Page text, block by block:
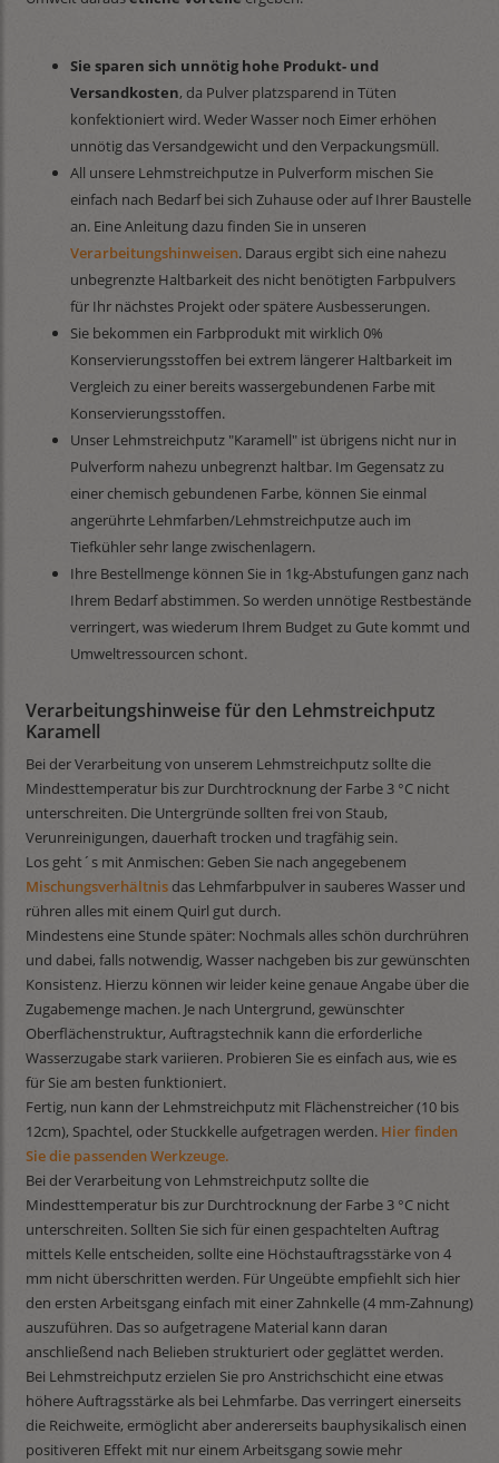
Sie sparen sich unnötig hohe Produkt- und
Versandkosten, da Pulver platzsparend in Tüten
konfektioniert wird. Weder Wasser noch Eimer erhöhen
unnötig das Versandgewicht und den Verpackungsmüll.
All unsere Lehmstreichputze in Pulverform mischen Sie
einfach nach Bedarf bei sich Zuhause oder auf Ihrer Baustelle
an. Eine Anleitung dazu finden Sie in unseren
Verarbeitungshinweisen. Daraus ergibt sich eine nahezu
unbegrenzte Haltbarkeit des nicht benötigten Farbpulvers
für Ihr nächstes Projekt oder spätere Ausbesserungen.
Sie bekommen ein Farbprodukt mit wirklich 0%
Konservierungsstoffen bei extrem längerer Haltbarkeit im
Vergleich zu einer bereits wassergebundenen Farbe mit
Konservierungsstoffen.
Unser Lehmstreichputz "Karamell" ist übrigens nicht nur in
Pulverform nahezu unbegrenzt haltbar. Im Gegensatz zu
einer chemisch gebundenen Farbe, können Sie einmal
angerührte Lehmfarben/Lehmstreichputze auch im
Tiefkühler sehr lange zwischenlagern.
Ihre Bestellmenge können Sie in 1kg-Abstufungen ganz nach
Ihrem Bedarf abstimmen. So werden unnötige Restbestände
verringert, was wiederum Ihrem Budget zu Gute kommt und
Umweltressourcen schont.
Verarbeitungshinweise für den Lehmstreichputz
Karamell
Bei der Verarbeitung von unserem Lehmstreichputz sollte die
Mindesttemperatur bis zur Durchtrocknung der Farbe 3 °C nicht
unterschreiten. Die Untergründe sollten frei von Staub,
Verunreinigungen, dauerhaft trocken und tragfähig sein.
Los geht´s mit Anmischen: Geben Sie nach angegebenem
Mischungsverhältnisdas Lehmfarbpulver in sauberes Wasser und
rühren alles mit einem Quirl gut durch.
Mindestens eine Stunde später: Nochmals alles schön durchrühren
und dabei, falls notwendig, Wasser nachgeben bis zur gewünschten
Konsistenz. Hierzu können wir leider keine genaue Angabe über die
Zugabemenge machen. Je nach Untergrund, gewünschter
Oberflächenstruktur, Auftragstechnik kann die erforderliche
Wasserzugabe stark variieren. Probieren Sie es einfach aus, wie es
für Sie am besten funktioniert.
Fertig, nun kann der Lehmstreichputz mit Flächenstreicher (10 bis
12cm), Spachtel, oder Stuckkelle aufgetragen werden. Hier finden
Sie die passenden Werkzeuge.
Bei der Verarbeitung von Lehmstreichputz sollte die
Mindesttemperatur bis zur Durchtrocknung der Farbe 3 °C nicht
unterschreiten. Sollten Sie sich für einen gespachtelten Auftrag
mittels Kelle entscheiden, sollte eine Höchstauftragsstärke von 4
mm nicht überschritten werden. Für Ungeübte empfiehlt sich hier
den ersten Arbeitsgang einfach mit einer Zahnkelle (4 mm-Zahnung)
auszuführen. Das so aufgetragene Material kann daran
anschließend nach Belieben strukturiert oder geglättet werden.
Bei Lehmstreichputz erzielen Sie pro Anstrichschicht eine etwas
höhere Auftragsstärke als bei Lehmfarbe. Das verringert einerseits
die Reichweite, ermöglicht aber andererseits bauphysikalisch einen
positiveren Effekt mit nur einem Arbeitsgang sowie mehr